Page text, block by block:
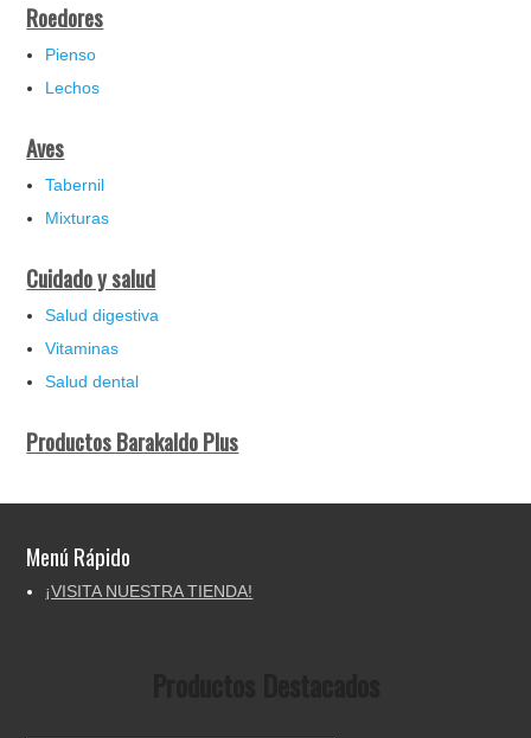
Roedores
Pienso
Lechos
Aves
Tabernil
Mixturas
Cuidado y salud
Salud digestiva
Vitaminas
Salud dental
Productos Barakaldo Plus
Menú Rápido
¡VISITA NUESTRA TIENDA!